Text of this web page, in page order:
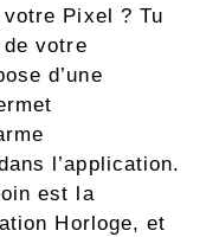
Pixel ? Tu
de votre
d’une
l’application.
est la
Horloge, et